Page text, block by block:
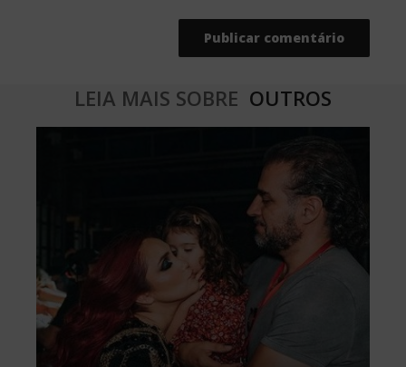
LEIA MAIS SOBRE OUTROS